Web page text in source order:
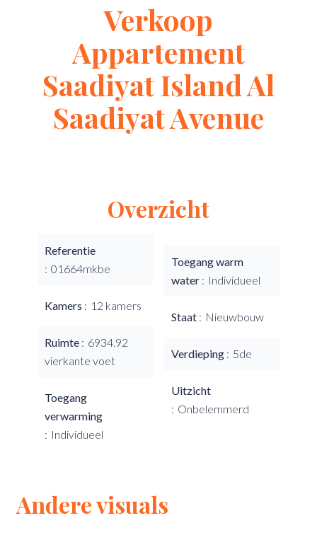
Verkoop
Appartement
Saadiyat Island Al
Saadiyat Avenue
Overzicht
Referentie
01664mkbe
Kamers 12 kamers
Ruimte
6934.92
vierkante voet
Toegang
verwarming
Individueel
Toegang warm
water
Individueel
Staat Nieuwbouw
Verdieping 5de
Uitzicht
Onbelemmerd
Andere visuals